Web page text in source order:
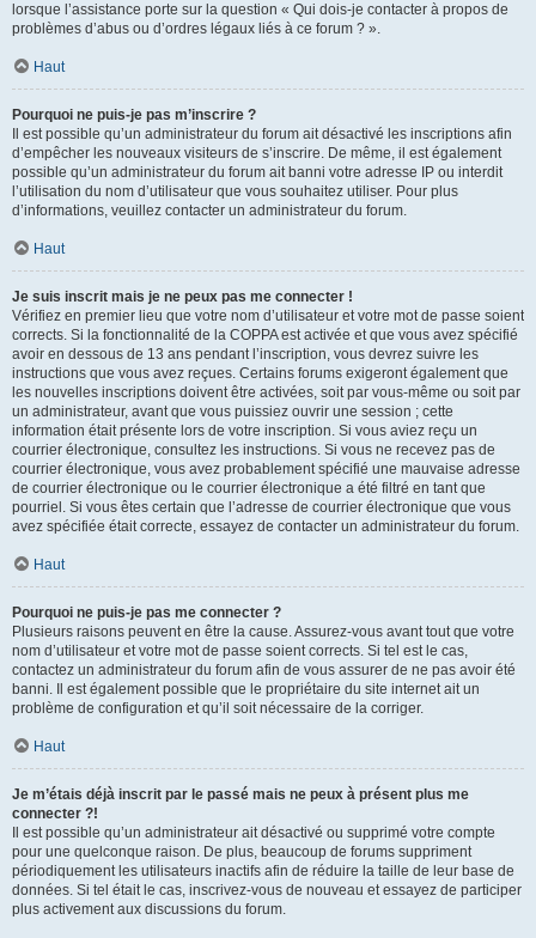
lorsque l’assistance porte sur la question « Qui dois-je contacter à propos de
problèmes d’abus ou d’ordres légaux liés à ce forum ? ».
Haut
Pourquoi ne puis-je pas m’inscrire ?
Il est possible qu’un administrateur du forum ait désactivé les inscriptions afin
d’empêcher les nouveaux visiteurs de s’inscrire. De même, il est également
possible qu’un administrateur du forum ait banni votre adresse IP ou interdit
l’utilisation du nom d’utilisateur que vous souhaitez utiliser. Pour plus
d’informations, veuillez contacter un administrateur du forum.
Haut
Je suis inscrit mais je ne peux pas me connecter !
Vérifiez en premier lieu que votre nom d’utilisateur et votre mot de passe soient
corrects. Si la fonctionnalité de la COPPA est activée et que vous avez spécifié
avoir en dessous de 13 ans pendant l’inscription, vous devrez suivre les
instructions que vous avez reçues. Certains forums exigeront également que
les nouvelles inscriptions doivent être activées, soit par vous-même ou soit par
un administrateur, avant que vous puissiez ouvrir une session ; cette
information était présente lors de votre inscription. Si vous aviez reçu un
courrier électronique, consultez les instructions. Si vous ne recevez pas de
courrier électronique, vous avez probablement spécifié une mauvaise adresse
de courrier électronique ou le courrier électronique a été filtré en tant que
pourriel. Si vous êtes certain que l’adresse de courrier électronique que vous
avez spécifiée était correcte, essayez de contacter un administrateur du forum.
Haut
Pourquoi ne puis-je pas me connecter ?
Plusieurs raisons peuvent en être la cause. Assurez-vous avant tout que votre
nom d’utilisateur et votre mot de passe soient corrects. Si tel est le cas,
contactez un administrateur du forum afin de vous assurer de ne pas avoir été
banni. Il est également possible que le propriétaire du site internet ait un
problème de configuration et qu’il soit nécessaire de la corriger.
Haut
Je m’étais déjà inscrit par le passé mais ne peux à présent plus me
connecter ?!
Il est possible qu’un administrateur ait désactivé ou supprimé votre compte
pour une quelconque raison. De plus, beaucoup de forums suppriment
périodiquement les utilisateurs inactifs afin de réduire la taille de leur base de
données. Si tel était le cas, inscrivez-vous de nouveau et essayez de participer
plus activement aux discussions du forum.